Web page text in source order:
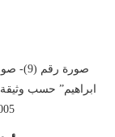
صورة
ابراهيم” حسب
2005، مصدر